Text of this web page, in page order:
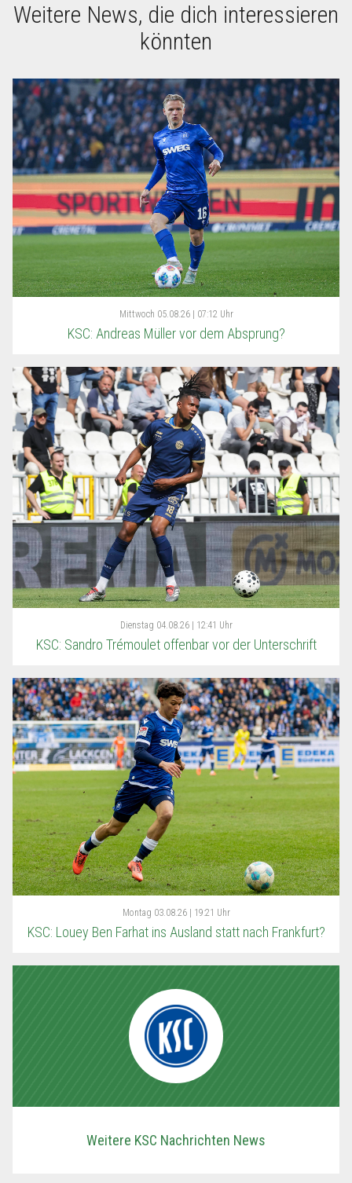
Weitere News, die dich interessieren
könnten
Mittwoch 05.08.26 | 07:12 Uhr
KSC: Andreas Müller vor dem Absprung?
Dienstag 04.08.26 | 12:41 Uhr
KSC: Sandro Trémoulet offenbar vor der Unterschrift
Montag 03.08.26 | 19:21 Uhr
KSC: Louey Ben Farhat ins Ausland statt nach Frankfurt?
Weitere KSC Nachrichten News